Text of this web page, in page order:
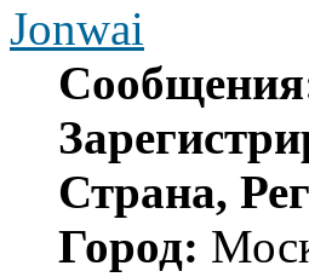
Jonwai
Страна,
Город: